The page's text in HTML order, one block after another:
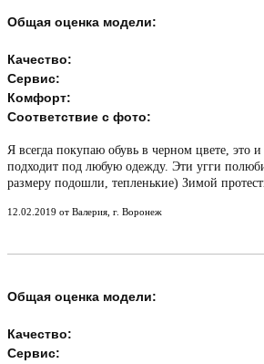
Общая оценка модели:
Качество:
Сервис:
Комфорт:
Соответствие с фото:
Я всегда покупаю обувь в черном цвете, это
подходит под любую одежду. Эти угги
размеру подошли, тепленькие) Зимой
12.02.2019 от Валерия, г. Воронеж
Общая оценка модели:
Качество:
Сервис: